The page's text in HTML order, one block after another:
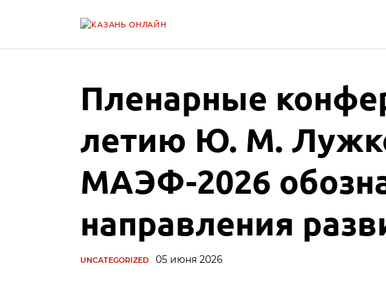
Пленарные
летию Ю. М.
МАЭФ-2026
направления
UNCATEGORIZED 05 июня 2026